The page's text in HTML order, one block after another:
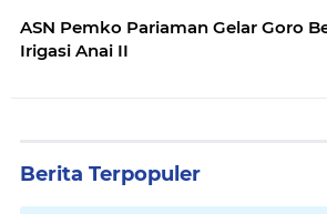
ASN Pemko Pariaman Gelar Goro
Irigasi Anai II
Berita Terpopuler